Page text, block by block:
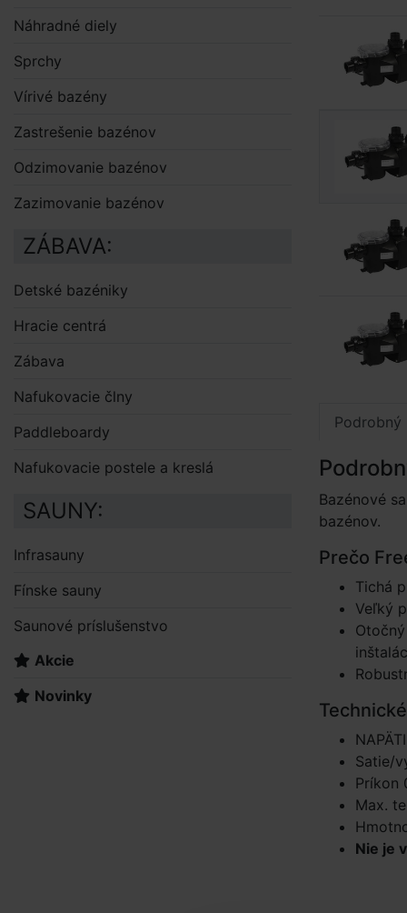
Podrobný
Bazénové
bazénov.
Prečo
Tichá
Veľký
Satie/
Príkon
Max.
Nie je
Náhradné diely
Sprchy
Vírivé bazény
Zastrešenie bazénov
Odzimovanie bazénov
Zazimovanie bazénov
ZÁBAVA:
Detské bazéniky
Hracie centrá
Zábava
Nafukovacie člny
Paddleboardy
Nafukovacie postele a kreslá
SAUNY:
Infrasauny
Fínske sauny
Saunové príslušenstvo
Akcie
Novinky